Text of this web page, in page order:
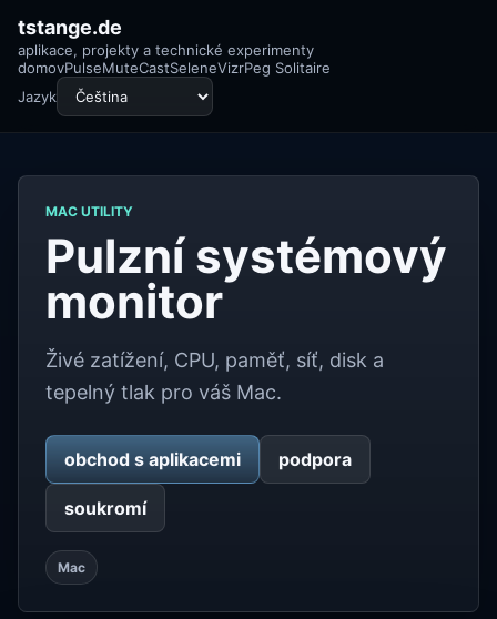
tstange.de
aplikace, projekty a technické experimenty
domovPulseMuteCastSeleneVizrPeg Solitaire
Jazyk
MAC UTILITY
Pulzní systémový
monitor
Živé zatížení, CPU, paměť, síť, disk a
tepelný tlak pro váš Mac.
obchod s aplikacemi podpora
soukromí
Mac